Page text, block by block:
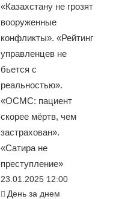
«Казахстану не грозят
вооруженные
конфликты». «Рейтинг
управленцев не
бьется с
реальностью».
«ОСМС: пациент
скорее мёртв, чем
застрахован».
«Сатира не
преступление»
23.01.2025 12:00
День за днем